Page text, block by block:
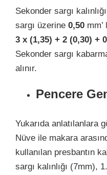
Sekonder sargı
sargı üzerine 0,50
3 x (1,35) + 2 (0,30) +
Sekonder sargı
alınır.
Pencere
Yukarıda anlatılanlara
Nüve ile makara
kullanılan presbantın
sargı kalınlığı (7mm),